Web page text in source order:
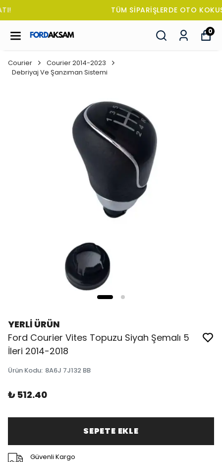
TÜM SİPARİŞLERDE OTO KOKUSU HEDİYE!
0
Courier
Courier 2014-2023
Debriyaj Ve Şanzıman Sistemi
YERLİ ÜRÜN
Ford Courier Vites Topuzu Siyah Şemalı 5
İleri 2014-2018
Ürün Kodu: 8A6J 7J132 BB
₺ 512.40
SEPETE EKLE
Güvenli Kargo